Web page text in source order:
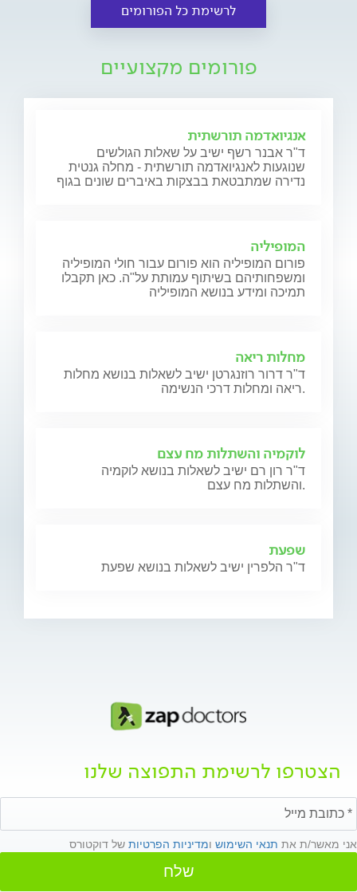
לרשימת כל הפורומים
פורומים מקצועיים
אנגיואדמה תורשתית
ד"ר אבנר רשף ישיב על שאלות הגולשים
שנוגעות לאנגיואדמה תורשתית - מחלה גנטית
נדירה שמתבטאת בבצקות באיברים שונים בגוף
המופיליה
פורום המופיליה הוא פורום עבור חולי המופיליה
ומשפחותיהם בשיתוף עמותת על"ה. כאן תקבלו
תמיכה ומידע בנושא המופיליה
מחלות ריאה
ד"ר דרור רוזנגרטן ישיב לשאלות בנושא מחלות
ריאה ומחלות דרכי הנשימה.
לוקמיה והשתלות מח עצם
ד"ר רון רם ישיב לשאלות בנושא לוקמיה
והשתלות מח עצם.
שפעת
ד"ר הלפרין ישיב לשאלות בנושא שפעת
הצטרפו לרשימת התפוצה שלנו
אני מאשר/ת את תנאי השימוש ומדיניות הפרטיות של דוקטורס
שלח